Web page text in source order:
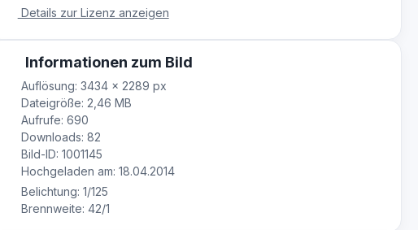
Details zur Lizenz anzeigen
Informationen zum Bild
Auflösung: 3434 × 2289 px
Dateigröße: 2,46 MB
Aufrufe: 690
Downloads: 82
Bild-ID: 1001145
Hochgeladen am: 18.04.2014
Belichtung: 1/125
Brennweite: 42/1